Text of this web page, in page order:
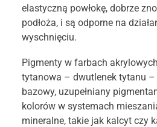
elastyczną powłokę, dobrze
podłoża, i są odporne na
wyschnięciu.
Pigmenty w farbach
tytanowa – dwutlenek tytanu
bazowy, uzupełniany
kolorów w systemach
mineralne, takie jak kalcyt czy